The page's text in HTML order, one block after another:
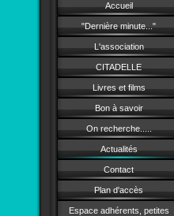
Accueil
"Dernière minute..."
L'association
CITADELLE
Livres et films
Bon à savoir
On recherche.....
Actualités
Contact
Plan d'accès
Espace adhérents, petites